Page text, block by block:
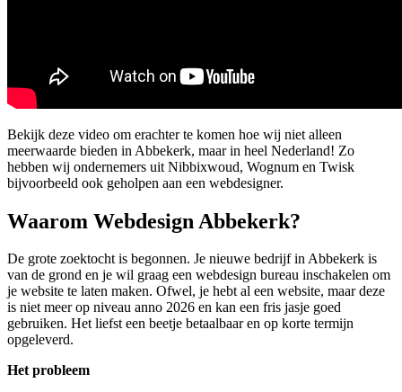
Bekijk deze video om erachter te komen hoe wij niet alleen
meerwaarde bieden in Abbekerk, maar in heel Nederland! Zo
hebben wij ondernemers uit Nibbixwoud, Wognum en Twisk
bijvoorbeeld ook geholpen aan een webdesigner.
Waarom Webdesign Abbekerk?
De grote zoektocht is begonnen. Je nieuwe bedrijf in Abbekerk is
van de grond en je wil graag een webdesign bureau inschakelen om
je website te laten maken. Ofwel, je hebt al een website, maar deze
is niet meer op niveau anno 2026 en kan een fris jasje goed
gebruiken. Het liefst een beetje betaalbaar en op korte termijn
opgeleverd.
Het probleem